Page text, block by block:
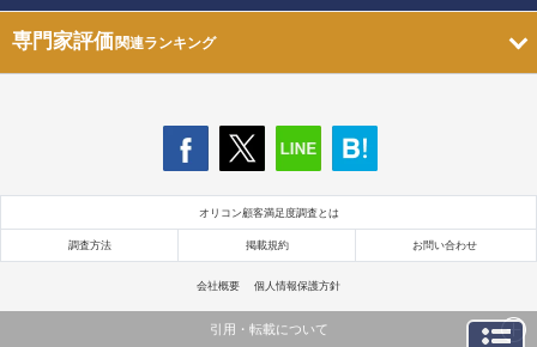
専門家評価関連ランキング
オリコン顧客満足度調査とは
調査方法 掲載規約 お問い合わせ
会社概要 個人情報保護方針
引用・転載について